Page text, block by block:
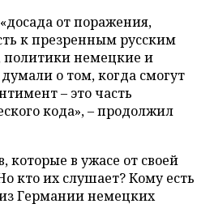
от поражения,
к презренным русским
политики немецкие и
о том, когда смогут
– это часть
кода», – продолжил
которые в ужасе от своей
кто их слушает? Кому есть
Германии немецких